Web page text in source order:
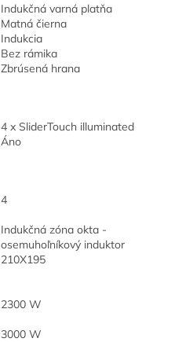
Indukčná varná platňa
Matná čierna
Indukcia
Bez rámika
Zbrúsená hrana
4 x SliderTouch illuminated
Áno
4
Indukčná zóna okta -
osemuhoľníkový induktor
210X195
2300 W
3000 W